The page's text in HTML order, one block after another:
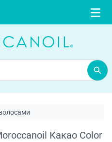
Какао Color